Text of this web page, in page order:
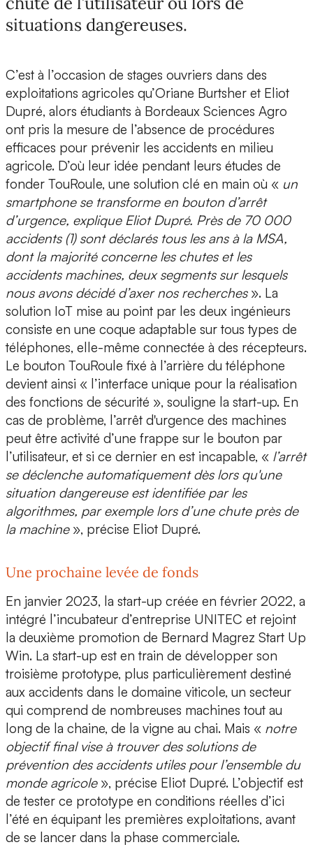
situations dangereuses.
C’est à l’occasion de stages ouvriers dans des
exploitations agricoles qu’Oriane Burtsher et Eliot
Dupré, alors étudiants à Bordeaux Sciences Agro
ont pris la mesure de l’absence de procédures
efficaces pour prévenir les accidents en milieu
agricole. D’où leur idée pendant leurs études de
fonder TouRoule, une solution clé en main où « un
smartphone se transforme en bouton d’arrêt
d’urgence, explique Eliot Dupré. Près de 70 000
accidents (1) sont déclarés tous les ans à la MSA,
dont la majorité concerne les chutes et les
accidents machines, deux segments sur lesquels
nous avons décidé d’axer nos recherches». La
solution IoT mise au point par les deux ingénieurs
consiste en une coque adaptable sur tous types de
téléphones, elle-même connectée à des récepteurs.
Le bouton TouRoule fixé à l’arrière du téléphone
devient ainsi « l’interface unique pour la réalisation
des fonctions de sécurité », souligne la start-up. En
cas de problème, l’arrêt d'urgence des machines
peut être activité d’une frappe sur le bouton par
l’utilisateur, et si ce dernier en est incapable, « l’arrêt
se déclenche automatiquement dès lors qu'une
situation dangereuse est identifiée par les
algorithmes, par exemple lors d’une chute près de
la machine», précise Eliot Dupré.
Une prochaine levée de fonds
En janvier 2023, la start-up créée en février 2022, a
intégré l’incubateur d’entreprise UNITEC et rejoint
la deuxième promotion de Bernard Magrez Start Up
Win. La start-up est en train de développer son
troisième prototype, plus particulièrement destiné
aux accidents dans le domaine viticole, un secteur
qui comprend de nombreuses machines tout au
long de la chaine, de la vigne au chai. Mais « notre
objectif final vise à trouver des solutions de
prévention des accidents utiles pour l’ensemble du
monde agricole», précise Eliot Dupré. L’objectif est
de tester ce prototype en conditions réelles d’ici
l’été en équipant les premières exploitations, avant
de se lancer dans la phase commerciale.